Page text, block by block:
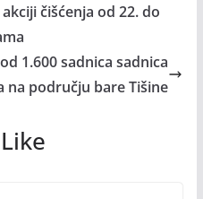
čišćenja od 22. do
1.600 sadnica sadnica
na području bare Tišine